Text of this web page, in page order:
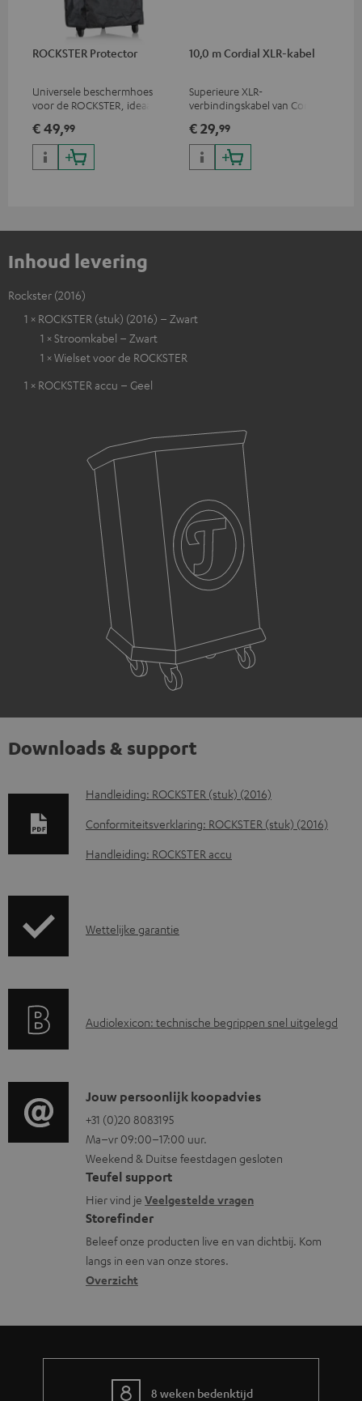
ROCKSTER Protector
Universele beschermhoes
voor de ROCKSTER, ideaal
€ 49,99
10,0 m Cordial XLR-kabel
Superieure XLR-
verbindingskabel van Cordial
€ 29,99
Inhoud levering
Rockster (2016)
1 × ROCKSTER (stuk) (2016) – Zwart
1 × Stroomkabel – Zwart
1 × Wielset voor de ROCKSTER
1 × ROCKSTER accu – Geel
Downloads & support
D
o
a
o
m
e
n
t
e
n
Handleiding: ROCKSTER (stuk) (2016)
Conformiteitsverklaring: ROCKSTER (stuk) (2016)
Handleiding: ROCKSTER accu
G
n
e
i
n
f
o
r
m
a
Wettelijke garantie
A
i
o
g
l
o
s
s
a
r
Audiolexicon: technische begrippen snel uitgelegd
C
o
n
t
a
c
t
i
n
r
Jouw persoonlijk koopadvies
+31 (0)20 8083195
Ma–vr 09:00–17:00 uur.
Weekend & Duitse feestdagen gesloten
Teufel support
Hier vind je Veelgestelde vragen
Storefinder
Beleef onze producten live en van dichtbij. Kom
langs in een van onze stores.
Overzicht
8 weken bedenktijd